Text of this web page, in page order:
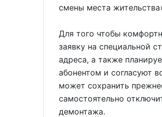
смены места
Для того чтобы
заявку на специальной
адреса, а также
абонентом и согласуют
может сохранить
самостоятельно
демонтажа.